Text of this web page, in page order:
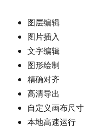
图层编辑
图片插入
文字编辑
图形绘制
精确对齐
高清导出
自定义画布尺寸
本地高速运行